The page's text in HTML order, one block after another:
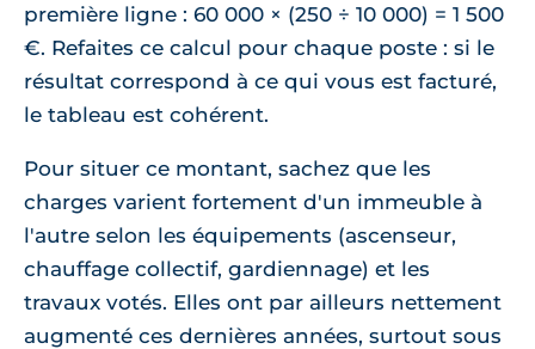
première ligne : 60 000 × (250 ÷ 10 000) = 1 500
€. Refaites ce calcul pour chaque poste : si le
résultat correspond à ce qui vous est facturé,
le tableau est cohérent.
Pour situer ce montant, sachez que les
charges varient fortement d'un immeuble à
l'autre selon les équipements (ascenseur,
chauffage collectif, gardiennage) et les
travaux votés. Elles ont par ailleurs nettement
augmenté ces dernières années, surtout sous